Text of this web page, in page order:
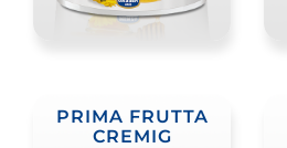
PRIMA FRUTTA
CREMIG